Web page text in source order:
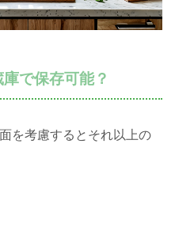
で保存可能？
を考慮するとそれ以上の